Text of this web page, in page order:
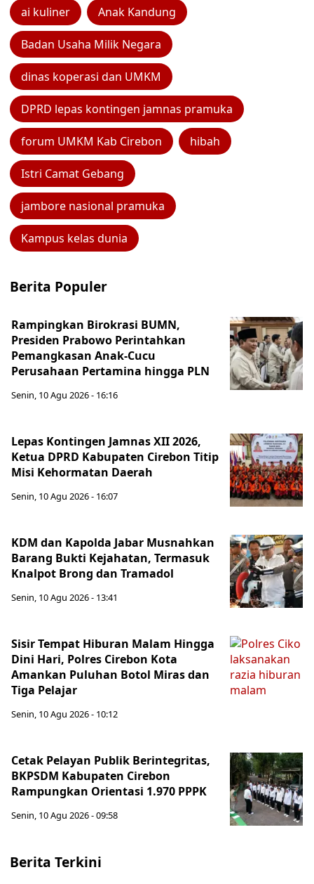
ai kuliner Anak Kandung
Badan Usaha Milik Negara
dinas koperasi dan UMKM
DPRD lepas kontingen jamnas pramuka
forum UMKM Kab Cirebon hibah
Istri Camat Gebang
jambore nasional pramuka
Kampus kelas dunia
Berita Populer
Rampingkan Birokrasi BUMN,
Presiden Prabowo Perintahkan
Pemangkasan Anak-Cucu
Perusahaan Pertamina hingga PLN
Senin, 10 Agu 2026 - 16:16
Lepas Kontingen Jamnas XII 2026,
Ketua DPRD Kabupaten Cirebon Titip
Misi Kehormatan Daerah
Senin, 10 Agu 2026 - 16:07
KDM dan Kapolda Jabar Musnahkan
Barang Bukti Kejahatan, Termasuk
Knalpot Brong dan Tramadol
Senin, 10 Agu 2026 - 13:41
Sisir Tempat Hiburan Malam Hingga
Dini Hari, Polres Cirebon Kota
Amankan Puluhan Botol Miras dan
Tiga Pelajar
Senin, 10 Agu 2026 - 10:12
Cetak Pelayan Publik Berintegritas,
BKPSDM Kabupaten Cirebon
Rampungkan Orientasi 1.970 PPPK
Senin, 10 Agu 2026 - 09:58
Berita Terkini